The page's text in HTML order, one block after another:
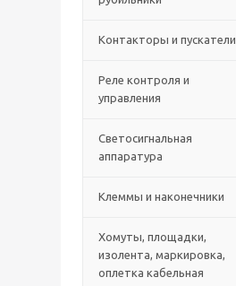
Контакторы и пускатели
Реле контроля и
управления
Светосигнальная
аппаратура
Клеммы и наконечники
Хомуты, площадки,
изолента, маркировка,
оплетка кабельная